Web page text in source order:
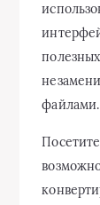
файлами.